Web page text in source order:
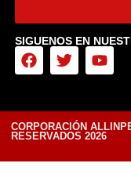
SIGUENOS EN
CORPORACIÓN
RESERVADOS 2026